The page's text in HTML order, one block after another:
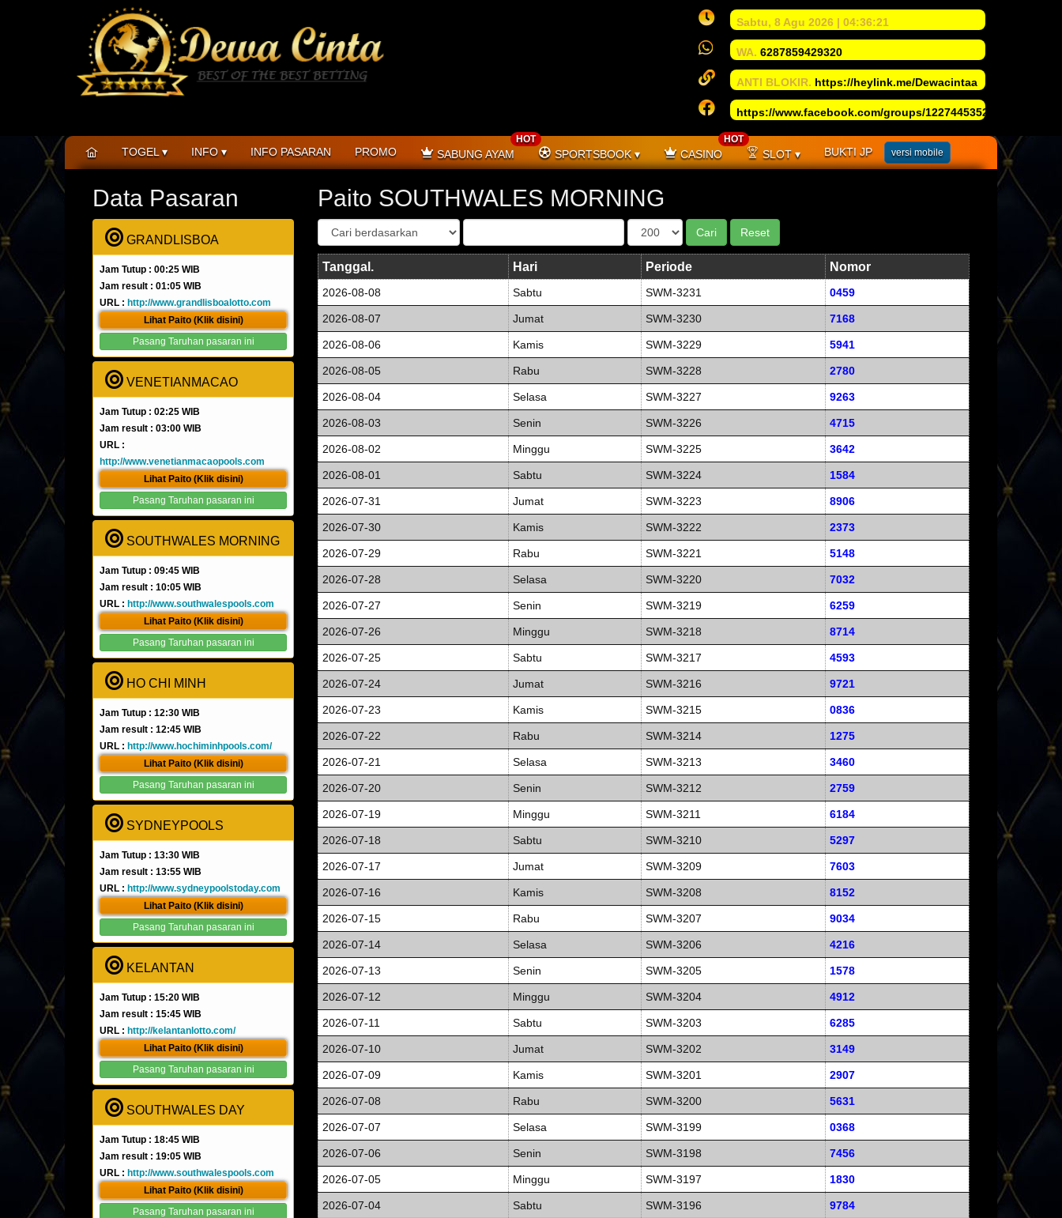
Sabtu, 8 Agu 2026 | 04:36:22
WA. 6287859429320
ANTI BLOKIR. https://heylink.me/Dewacintaa
https://www.facebook.com/groups/1227445352652988/
TOGEL INFO INFO PASARAN PROMO SABUNG AYAM
HOT
SPORTSBOOK CASINO
HOT
SLOT BUKTI JP versi mobile
Data Pasaran
GRANDLISBOA
Jam Tutup : 00:25 WIB
Jam result : 01:05 WIB
URL : http://www.grandlisboalotto.com
Lihat Paito (Klik disini)
Pasang Taruhan pasaran ini
VENETIANMACAO
Jam Tutup : 02:25 WIB
Jam result : 03:00 WIB
URL :
http://www.venetianmacaopools.com
Lihat Paito (Klik disini)
Pasang Taruhan pasaran ini
SOUTHWALES MORNING
Jam Tutup : 09:45 WIB
Jam result : 10:05 WIB
URL : http://www.southwalespools.com
Lihat Paito (Klik disini)
Pasang Taruhan pasaran ini
HO CHI MINH
Jam Tutup : 12:30 WIB
Jam result : 12:45 WIB
URL : http://www.hochiminhpools.com/
Lihat Paito (Klik disini)
Pasang Taruhan pasaran ini
SYDNEYPOOLS
Jam Tutup : 13:30 WIB
Jam result : 13:55 WIB
URL : http://www.sydneypoolstoday.com
Lihat Paito (Klik disini)
Pasang Taruhan pasaran ini
KELANTAN
Jam Tutup : 15:20 WIB
Jam result : 15:45 WIB
URL : http://kelantanlotto.com/
Lihat Paito (Klik disini)
Pasang Taruhan pasaran ini
SOUTHWALES DAY
Jam Tutup : 18:45 WIB
Jam result : 19:05 WIB
URL : http://www.southwalespools.com
Lihat Paito (Klik disini)
Pasang Taruhan pasaran ini
Paito SOUTHWALES MORNING
Tanggal. Hari Periode Nomor
2026-08-08 Sabtu SWM-3231 0459
2026-08-07 Jumat SWM-3230 7168
2026-08-06 Kamis SWM-3229 5941
2026-08-05 Rabu SWM-3228 2780
2026-08-04 Selasa SWM-3227 9263
2026-08-03 Senin SWM-3226 4715
2026-08-02 Minggu SWM-3225 3642
2026-08-01 Sabtu SWM-3224 1584
2026-07-31 Jumat SWM-3223 8906
2026-07-30 Kamis SWM-3222 2373
2026-07-29 Rabu SWM-3221 5148
2026-07-28 Selasa SWM-3220 7032
2026-07-27 Senin SWM-3219 6259
2026-07-26 Minggu SWM-3218 8714
2026-07-25 Sabtu SWM-3217 4593
2026-07-24 Jumat SWM-3216 9721
2026-07-23 Kamis SWM-3215 0836
2026-07-22 Rabu SWM-3214 1275
2026-07-21 Selasa SWM-3213 3460
2026-07-20 Senin SWM-3212 2759
2026-07-19 Minggu SWM-3211 6184
2026-07-18 Sabtu SWM-3210 5297
2026-07-17 Jumat SWM-3209 7603
2026-07-16 Kamis SWM-3208 8152
2026-07-15 Rabu SWM-3207 9034
2026-07-14 Selasa SWM-3206 4216
2026-07-13 Senin SWM-3205 1578
2026-07-12 Minggu SWM-3204 4912
2026-07-11 Sabtu SWM-3203 6285
2026-07-10 Jumat SWM-3202 3149
2026-07-09 Kamis SWM-3201 2907
2026-07-08 Rabu SWM-3200 5631
2026-07-07 Selasa SWM-3199 0368
2026-07-06 Senin SWM-3198 7456
2026-07-05 Minggu SWM-3197 1830
2026-07-04 Sabtu SWM-3196 9784